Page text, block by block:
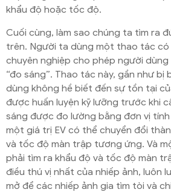
khẩu độ hoặc tốc độ.
Cuối cùng, làm sao chúng ta tìm ra
trên. Người ta dùng một thao tác có
chuyên nghiệp cho phép người
“đo sáng”. Thao tác này, gần như bị
dùng không hề biết đến sự tồn tại
được huấn luyện kỹ lưỡng trước khi
sáng được đo lường bằng đơn vị tính
một giá trị EV có thể chuyển đổi
và tốc độ màn trập tương ứng. Và
phải tìm ra khẩu độ và tốc độ màn
điều thú vị nhất của nhiếp ảnh, luôn
mở để các nhiếp ảnh gia tìm tòi và